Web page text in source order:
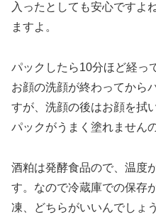
入ったとしても安心ですよ
ますよ。
パックしたら10分ほど経っ
お顔の洗顔が終わってから
すが、洗顔の後はお顔を拭
パックがうまく塗れません
酒粕は発酵食品ので、温度
す。なので冷蔵庫での保存
凍、どちらがいいんでしょう